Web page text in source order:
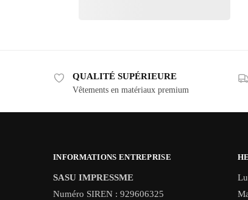
QUALITÉ SUPÉRIEURE
Vêtements en matériaux premium
INFORMATIONS ENTREPRISE
SASU IMPRESSME
Numéro SIREN : 929606325